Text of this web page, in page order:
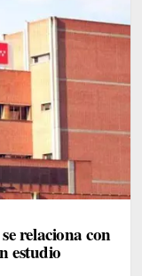
relaciona con
estudio